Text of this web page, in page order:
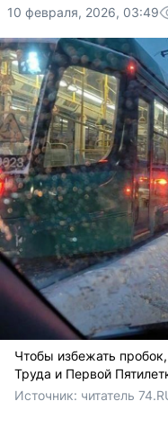
10 февраля, 2026, 03:49
Чтобы избежать
Труда и Первой
Источник: читатель